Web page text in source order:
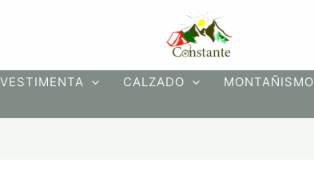
VESTIMENTA CALZADO MONTAÑISMO